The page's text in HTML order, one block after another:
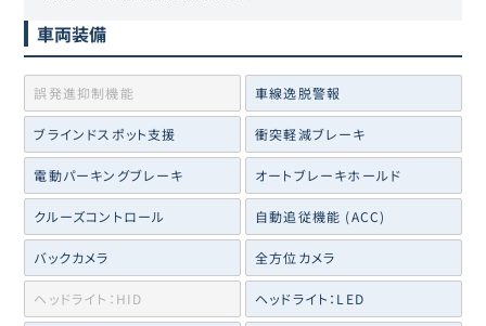
車両装備
誤発進抑制機能 車線逸脱警報
ブラインドスポット支援 衝突軽減ブレーキ
電動パーキングブレーキ オートブレーキホールド
クルーズコントロール 自動追従機能 (ACC)
バックカメラ 全方位カメラ
ヘッドライト：HID ヘッドライト：LED